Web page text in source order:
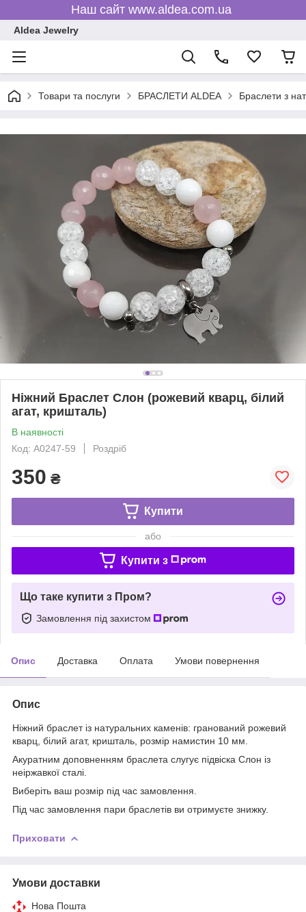
Наш сайт www.aldea.com.ua
Aldea Jewelry
Товари та послуги БРАСЛЕТИ ALDEA Браслети з
Ніжний Браслет Слон (рожевий кварц, білий
агат, кришталь)
В наявності
Код: A0247-59
Роздріб
350 ₴
Купити
або
Купити з
Що таке купити з Пром?
Замовлення під захистом
Опис Доставка Оплата Умови повернення
Опис
Ніжний браслет із натуральних каменів: гранований рожевий
кварц, білий агат, кришталь, розмір намистин 10 мм.
Акуратним доповненням браслета слугує підвіска Слон із
неіржавкої сталі.
Виберіть ваш розмір під час замовлення.
Під час замовлення пари браслетів ви отримуєте знижку.
Приховати
Умови доставки
Нова Пошта